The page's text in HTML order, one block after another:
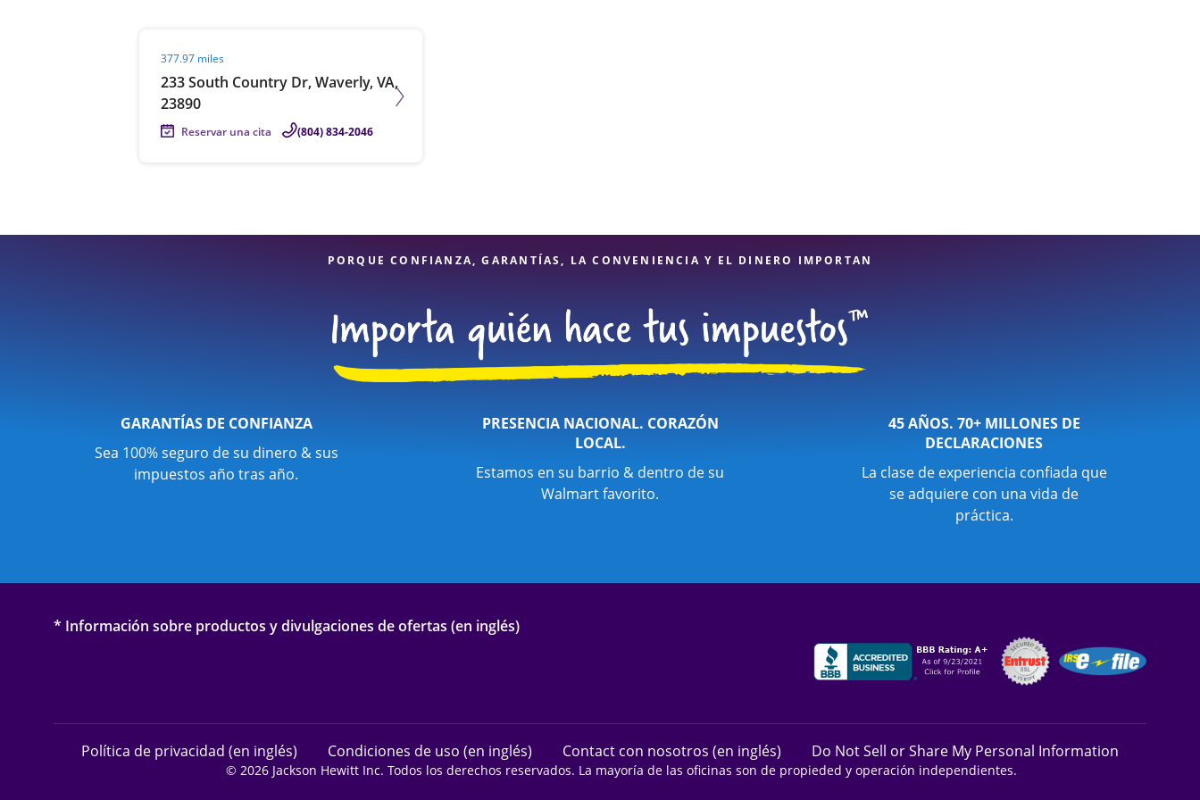
377.97 miles
233 South Country Dr, Waverly, VA,
23890
Reservar una cita (804) 834-2046
PORQUE CONFIANZA, GARANTÍAS, LA CONVENIENCIA Y EL DINERO IMPORTAN
GARANTÍAS DE CONFIANZA
Sea 100% seguro de su dinero & sus
impuestos año tras año.
PRESENCIA NACIONAL. CORAZÓN
LOCAL.
Estamos en su barrio & dentro de su
Walmart favorito.
45 AÑOS. 70+ MILLONES DE
DECLARACIONES
La clase de experiencia confiada que
se adquiere con una vida de
práctica.
* Información sobre productos y divulgaciones de ofertas (en inglés)
Política de privacidad (en inglés) Condiciones de uso (en inglés) Contact con nosotros (en inglés) Do Not Sell or Share My Personal Information
© 2026 Jackson Hewitt Inc. Todos los derechos reservados. La mayoría de las oficinas son de propieded y operación independientes.